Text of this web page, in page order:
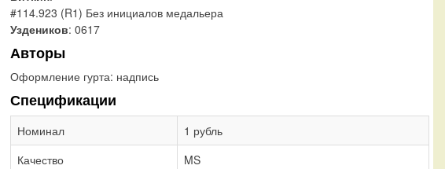
#114.923 (R1) Без инициалов медальера
Уздеников: 0617
Авторы
Оформление гурта: надпись
Спецификации
Номинал
1 рубль
Качество
MS